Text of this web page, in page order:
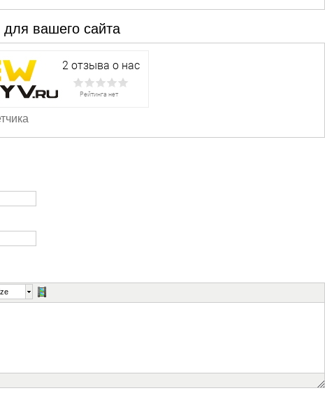
для вашего сайта